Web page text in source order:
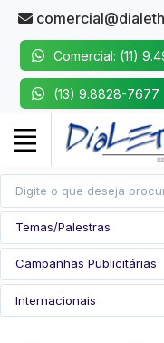
Comercial: (11)
(13) 9.8828-7677